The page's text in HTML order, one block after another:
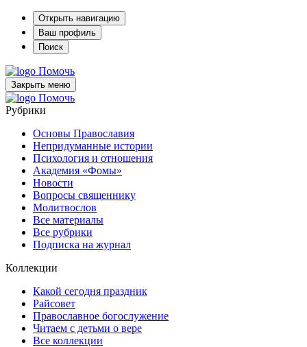
Открыть навигацию
Ваш профиль
Поиск
Помочь
Закрыть меню
Помочь
Рубрики
Основы Православия
Непридуманные истории
Психология и отношения
Академия «Фомы»
Новости
Вопросы священнику
Молитвослов
Все материалы
Все рубрики
Подписка на журнал
Коллекции
Какой сегодня праздник
Райсовет
Православное богослужение
Читаем с детьми о вере
Все коллекции